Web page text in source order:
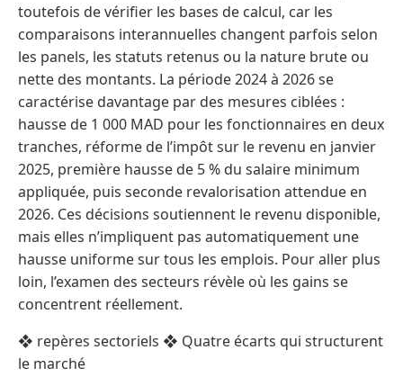
toutefois de vérifier les bases de calcul, car les
comparaisons interannuelles changent parfois selon
les panels, les statuts retenus ou la nature brute ou
nette des montants. La période 2024 à 2026 se
caractérise davantage par des mesures ciblées :
hausse de 1 000 MAD pour les fonctionnaires en deux
tranches, réforme de l’impôt sur le revenu en janvier
2025, première hausse de 5 % du salaire minimum
appliquée, puis seconde revalorisation attendue en
2026. Ces décisions soutiennent le revenu disponible,
mais elles n’impliquent pas automatiquement une
hausse uniforme sur tous les emplois. Pour aller plus
loin, l’examen des secteurs révèle où les gains se
concentrent réellement.
❖ repères sectoriels ❖ Quatre écarts qui structurent
le marché